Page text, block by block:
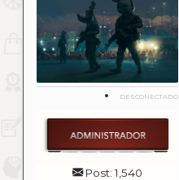
DESCONECTADO
Post: 1,540